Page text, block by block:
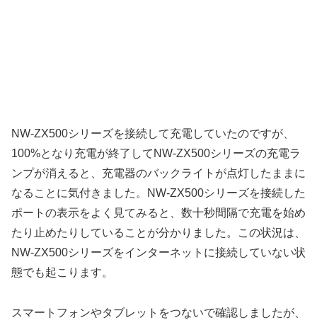
NW-ZX500シリーズを接続して充電していたのですが、
100%となり充電が終了してNW-ZX500シリーズの充電ラ
ンプが消えると、充電器のバックライトが点灯したままに
なることに気付きました。NW-ZX500シリーズを接続した
ポートの表示をよく見てみると、数十秒間隔で充電を始め
たり止めたりしていることが分かりました。この状況は、
NW-ZX500シリーズをインターネットに接続していない状
態でも起こります。
スマートフォンやタブレットをつないで確認しましたが、